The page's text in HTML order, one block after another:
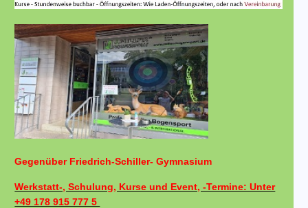
Gegenüber Friedrich-Schiller- Gymnasium
Werkstatt-, Schulung, Kurse und Event, -Termine: Unter
+49 178 915 777 5